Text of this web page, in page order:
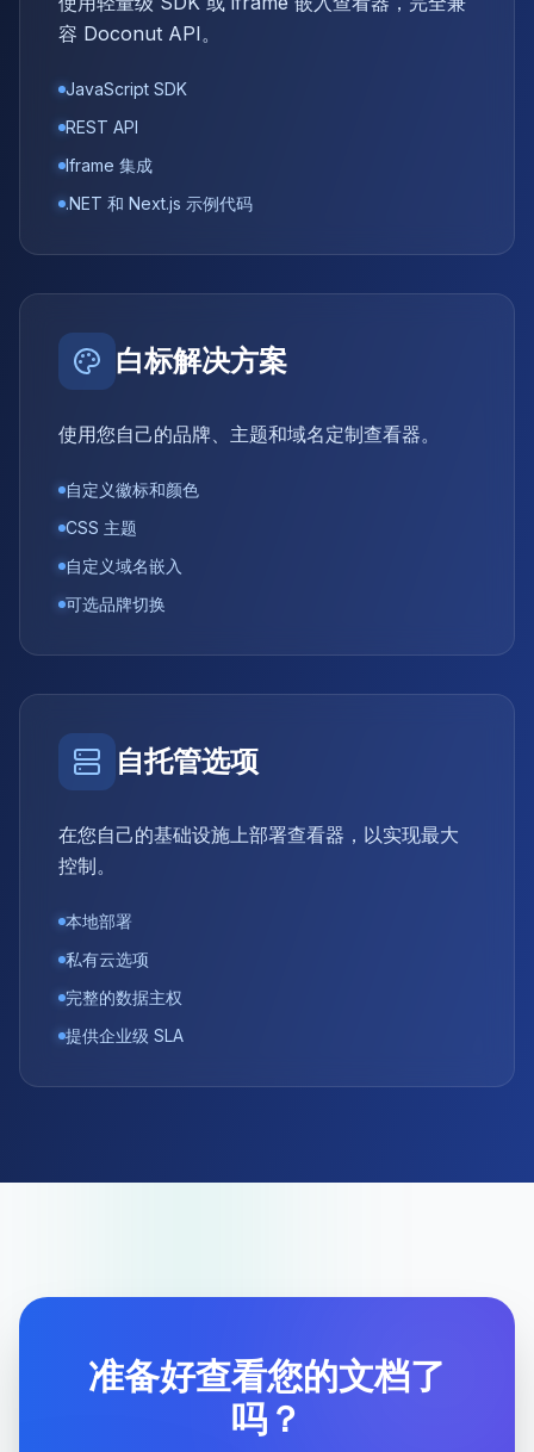
容 Doconut API。
JavaScript SDK
REST API
Iframe 集成
.NET 和 Next.js 示例代码
白标解决方案
使用您自己的品牌、主题和域名定制查看器。
自定义徽标和颜色
CSS 主题
自定义域名嵌入
可选品牌切换
自托管选项
在您自己的基础设施上部署查看器，以实现最大
控制。
本地部署
私有云选项
完整的数据主权
提供企业级 SLA
准备好查看您的文档了
吗？